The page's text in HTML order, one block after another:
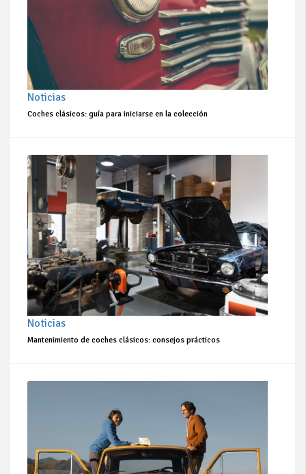
Noticias
Coches clásicos: guía para iniciarse en la colección
Noticias
Mantenimiento de coches clásicos: consejos prácticos